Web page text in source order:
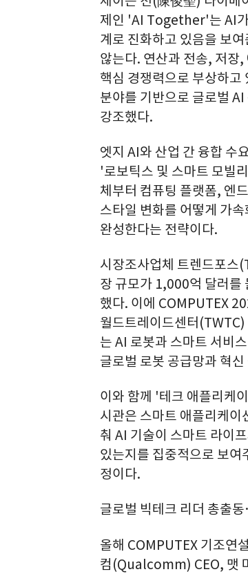
제인 'AI Together'는 AI가
계로 진화하고 있음을 보
않는다. 연산과 전송, 저장,
핵심 경쟁력으로 부상하
분야를 기반으로 글로벌
강조했다.
엣지 AI와 산업 간 융합 수
'로보틱스 및 스마트 모빌
체부터 컴퓨팅 플랫폼, 엔
스타일 변화를 어떻게 가
완성한다는 전략이다.
시장조사업체 트렌드포
장 규모가 1,000억 달러를
했다. 이에 COMPUTEX
월드트레이드센터
는 AI 로봇과 스마트 서비
글로벌 로봇 공급망과 혁
이와 함께 '테크 애플리케
시관은 스마트 애플리케이
춰 AI 기술이 스마트 라이
있는지를 집중적으로 보여
정이다.
글로벌 빅테크 리더 총출
올해 COMPUTEX 기조
컴(Qualcomm) CEO, 맷